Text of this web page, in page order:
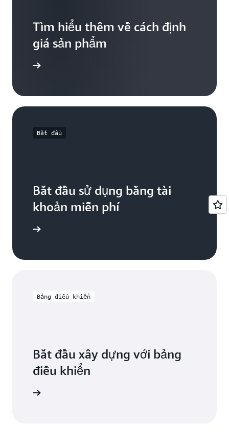
Tìm hiểu thêm về cách định
giá sản phẩm
Bắt đầu
Bắt đầu sử dụng bằng tài
khoản miễn phí
Bảng điều khiển
Bắt đầu xây dựng với bảng
điều khiển